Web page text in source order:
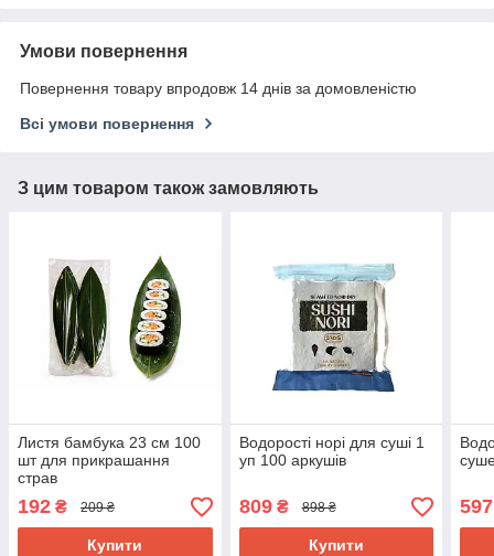
Умови повернення
Повернення товару впродовж 14 днів за домовленістю
Всі умови повернення
З цим товаром також замовляють
Листя бамбука 23 см 100
шт для прикрашання
страв
192 ₴ 209 ₴
Купити
Водорості норі для суші 1
уп 100 аркушів
809₴ 898 ₴
Купити
597